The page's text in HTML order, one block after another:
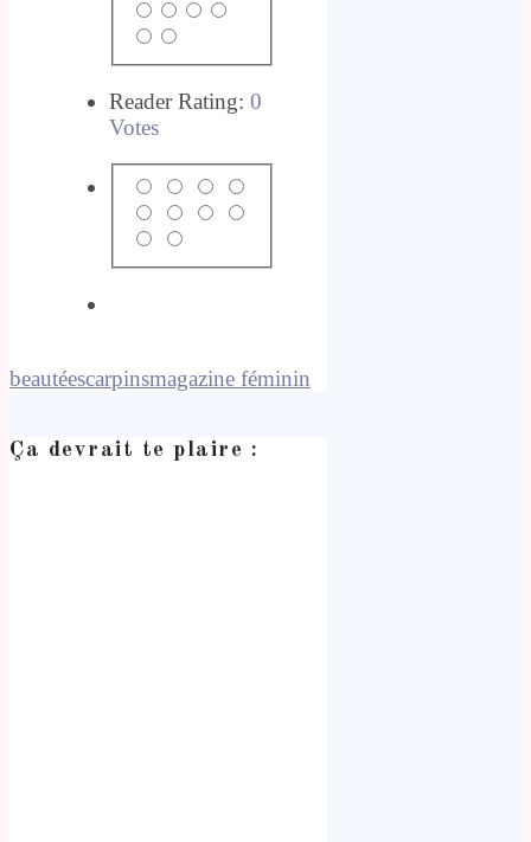
Reader Rating: 0
Votes
beautéescarpinsmagazine féminin
Ça devrait te plaire :